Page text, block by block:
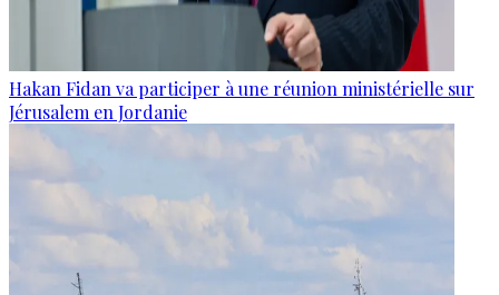
Hakan Fidan va participer à une réunion ministérielle sur
Jérusalem en Jordanie